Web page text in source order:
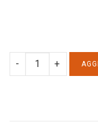
BAVAGLIO
LETTERA